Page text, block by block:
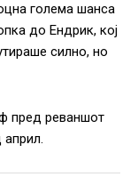
голема шанса
до Ендрик, кој
силно, но
пред реваншот
април.